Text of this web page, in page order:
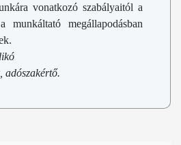
vonatkozó szabályaitól a
munkáltató megállapodásban
adószakértő.